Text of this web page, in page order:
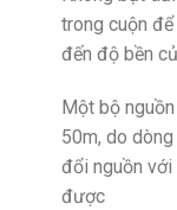
trong cuộn
đến độ bền
Một bộ
50m, do
đổi nguồn với
được